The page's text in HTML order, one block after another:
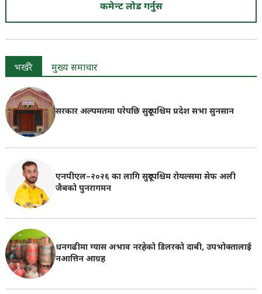
कमेन्ट लोड गर्नुस
भर्खरै मुख्य समाचार
सरकार अल्पमतमा परेपछि सुदूरपश्चिम प्रदेश सभा सुनसान
एनपीएल–२०२६ का लागि सुदूरपश्चिम रोयल्समा सेफ अली
जैबको पुनरागमन
धनगढीमा ग्यास अभाव नरहेको डिलरको दाबी, उपभोक्तालाई
नआत्तिन आग्रह